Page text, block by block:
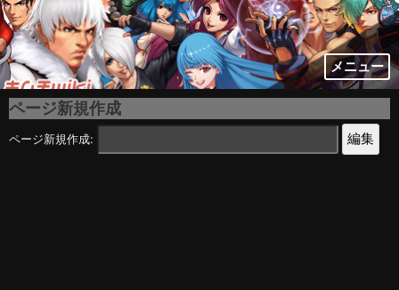
メニュー
ページ新規作成
ページ新規作成: